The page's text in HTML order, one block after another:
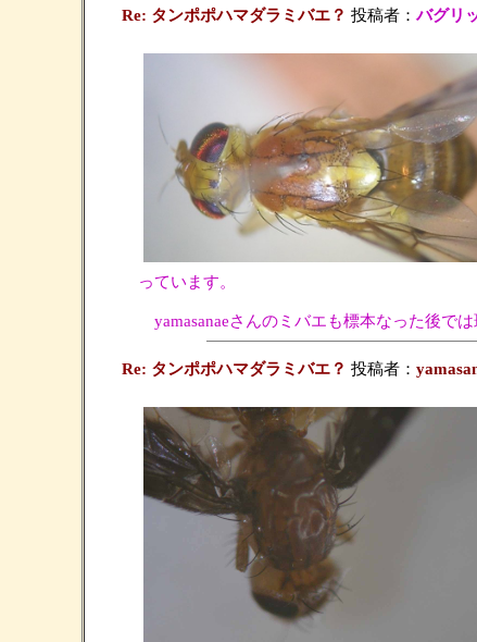
Re: タンポポハマダラミバエ？ 投稿者：バグリ
っています。
yamasanaeさんのミバエも標本なった後で
Re: タンポポハマダラミバエ？ 投稿者：